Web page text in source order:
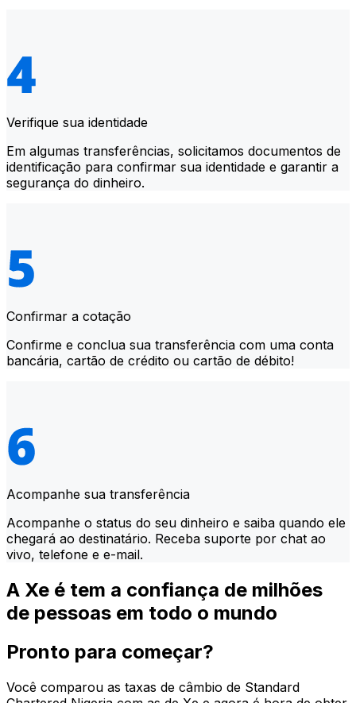
Verifique sua identidade
Em algumas transferências, solicitamos documentos de
identificação para confirmar sua identidade e garantir a
segurança do dinheiro.
Confirmar a cotação
Confirme e conclua sua transferência com uma conta
bancária, cartão de crédito ou cartão de débito!
Acompanhe sua transferência
Acompanhe o status do seu dinheiro e saiba quando ele
chegará ao destinatário. Receba suporte por chat ao
vivo, telefone e e-mail.
A Xe é tem a confiança de milhões
de pessoas em todo o mundo
Pronto para começar?
Você comparou as taxas de câmbio de Standard